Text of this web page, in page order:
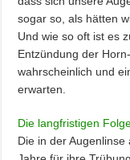
sogar so, als hätten
Und wie so oft ist es
Entzündung der
wahrscheinlich und
erwarten.
Die langfristigen
Die in der